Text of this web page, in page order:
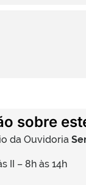
sobre
da Ouvidoria
II – 8h às 14h